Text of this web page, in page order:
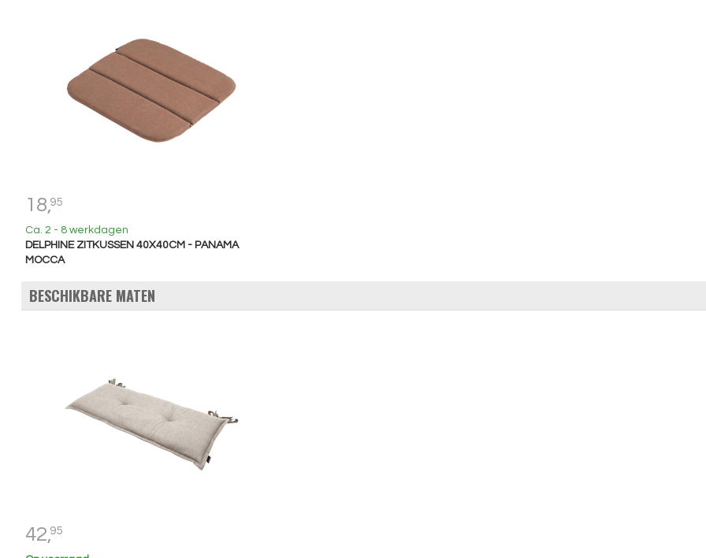
18,95
Ca. 2 - 8 werkdagen
DELPHINE ZITKUSSEN 40X40CM - PANAMA
MOCCA
BESCHIKBARE MATEN
42,95